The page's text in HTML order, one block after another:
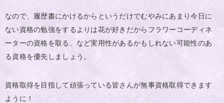
なので、履歴書にかけるからというだけでむやみにあまり今日に
ない資格の勉強をするよりは花が好きだからフラワーコーディネ
ーターの資格を取る、など実用性があるかもしれない可能性のあ
る資格を優先しましょう。
資格取得を目指して頑張っている皆さんが無事資格取得できます
ように！